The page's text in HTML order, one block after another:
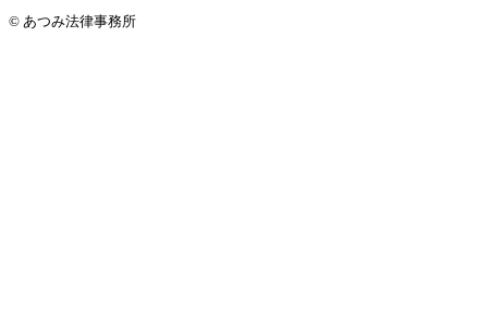
© あつみ法律事務所